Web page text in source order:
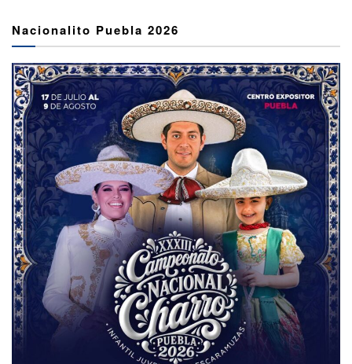
Nacionalito Puebla 2026